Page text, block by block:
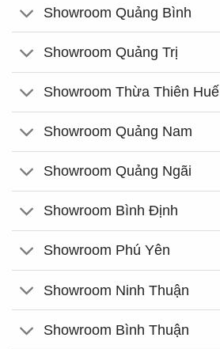
Showroom Quảng Bình
Showroom Quảng Trị
Showroom Thừa Thiên Huế
Showroom Quảng Nam
Showroom Quảng Ngãi
Showroom Bình Định
Showroom Phú Yên
Showroom Ninh Thuận
Showroom Bình Thuận